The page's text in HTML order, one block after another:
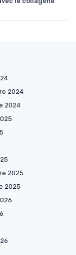
2024
2024
2025
2025